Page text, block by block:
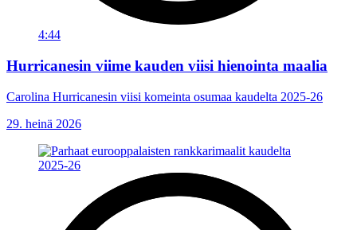
4:44
Hurricanesin viime kauden viisi hienointa maalia
Carolina Hurricanesin viisi komeinta osumaa kaudelta 2025-26
29. heinä 2026